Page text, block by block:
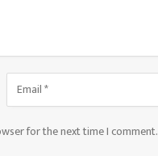
for the next time I comment.